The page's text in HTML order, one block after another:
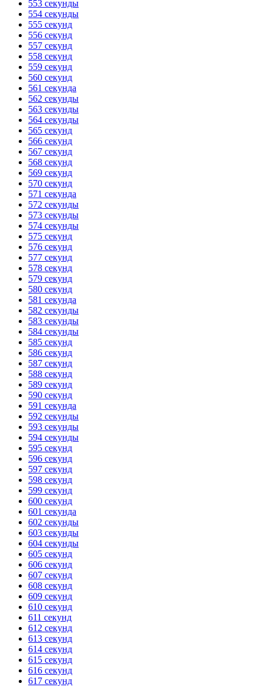
HANDY TIMERS
553 секунды
554 секунды
555 секунд
556 секунд
557 секунд
558 секунд
559 секунд
560 секунд
561 секунда
562 секунды
563 секунды
564 секунды
565 секунд
566 секунд
567 секунд
568 секунд
569 секунд
570 секунд
571 секунда
572 секунды
573 секунды
574 секунды
575 секунд
576 секунд
577 секунд
578 секунд
579 секунд
580 секунд
581 секунда
582 секунды
583 секунды
584 секунды
585 секунд
586 секунд
587 секунд
588 секунд
589 секунд
590 секунд
591 секунда
592 секунды
593 секунды
594 секунды
595 секунд
596 секунд
597 секунд
598 секунд
599 секунд
600 секунд
601 секунда
602 секунды
603 секунды
604 секунды
605 секунд
606 секунд
607 секунд
608 секунд
609 секунд
610 секунд
611 секунд
612 секунд
613 секунд
614 секунд
615 секунд
616 секунд
617 секунд